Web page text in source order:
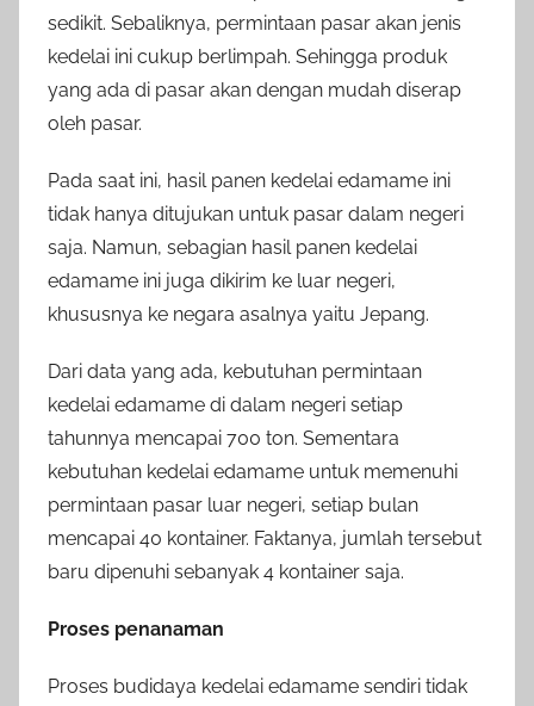
sedikit. Sebaliknya, permintaan pasar akan jenis
kedelai ini cukup berlimpah. Sehingga produk
yang ada di pasar akan dengan mudah diserap
oleh pasar.
Pada saat ini, hasil panen kedelai edamame ini
tidak hanya ditujukan untuk pasar dalam negeri
saja. Namun, sebagian hasil panen kedelai
edamame ini juga dikirim ke luar negeri,
khususnya ke negara asalnya yaitu Jepang.
Dari data yang ada, kebutuhan permintaan
kedelai edamame di dalam negeri setiap
tahunnya mencapai 700 ton. Sementara
kebutuhan kedelai edamame untuk memenuhi
permintaan pasar luar negeri, setiap bulan
mencapai 40 kontainer. Faktanya, jumlah tersebut
baru dipenuhi sebanyak 4 kontainer saja.
Proses penanaman
Proses budidaya kedelai edamame sendiri tidak